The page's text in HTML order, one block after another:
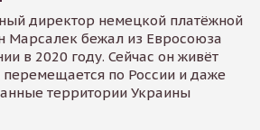
директор немецкой платёжной
Марсалек бежал из Евросоюза
в 2020 году. Сейчас он живёт
по России и даже
территории Украины